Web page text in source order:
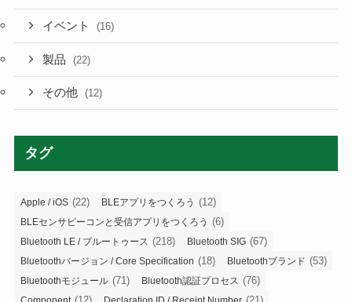
イベント (16)
製品 (22)
その他 (12)
タグ
Apple / iOS (22) BLEアプリをつくろう (12)
BLEセンサビーコンと受信アプリをつくろう (6)
Bluetooth LE / ブルートゥース (218) Bluetooth SIG (67)
Bluetoothバージョン / Core Specification (18) Bluetoothブランド (53)
Bluetoothモジュール (71) Bluetooth認証プロセス (76)